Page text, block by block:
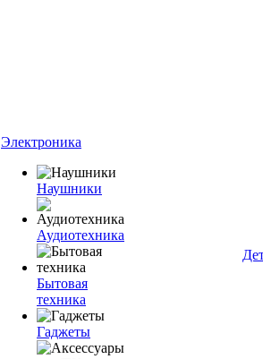
Электроника
Наушники
Аудиотехника
Бытовая
техника
Гаджеты